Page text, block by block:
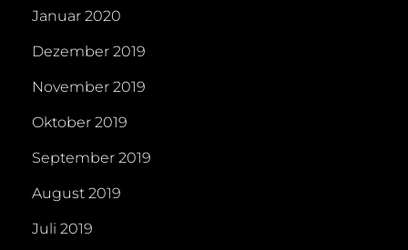
Januar 2020
Dezember 2019
November 2019
Oktober 2019
September 2019
August 2019
Juli 2019